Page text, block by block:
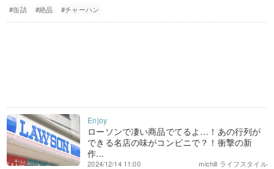
#缶詰 #絶品 #チャーハン
ローソンで凄い商品でてるよ…！あの行列が
できる名店の味がコンビニで？！衝撃の新
作...
michill ライフスタイル
2024/12/14 11:00